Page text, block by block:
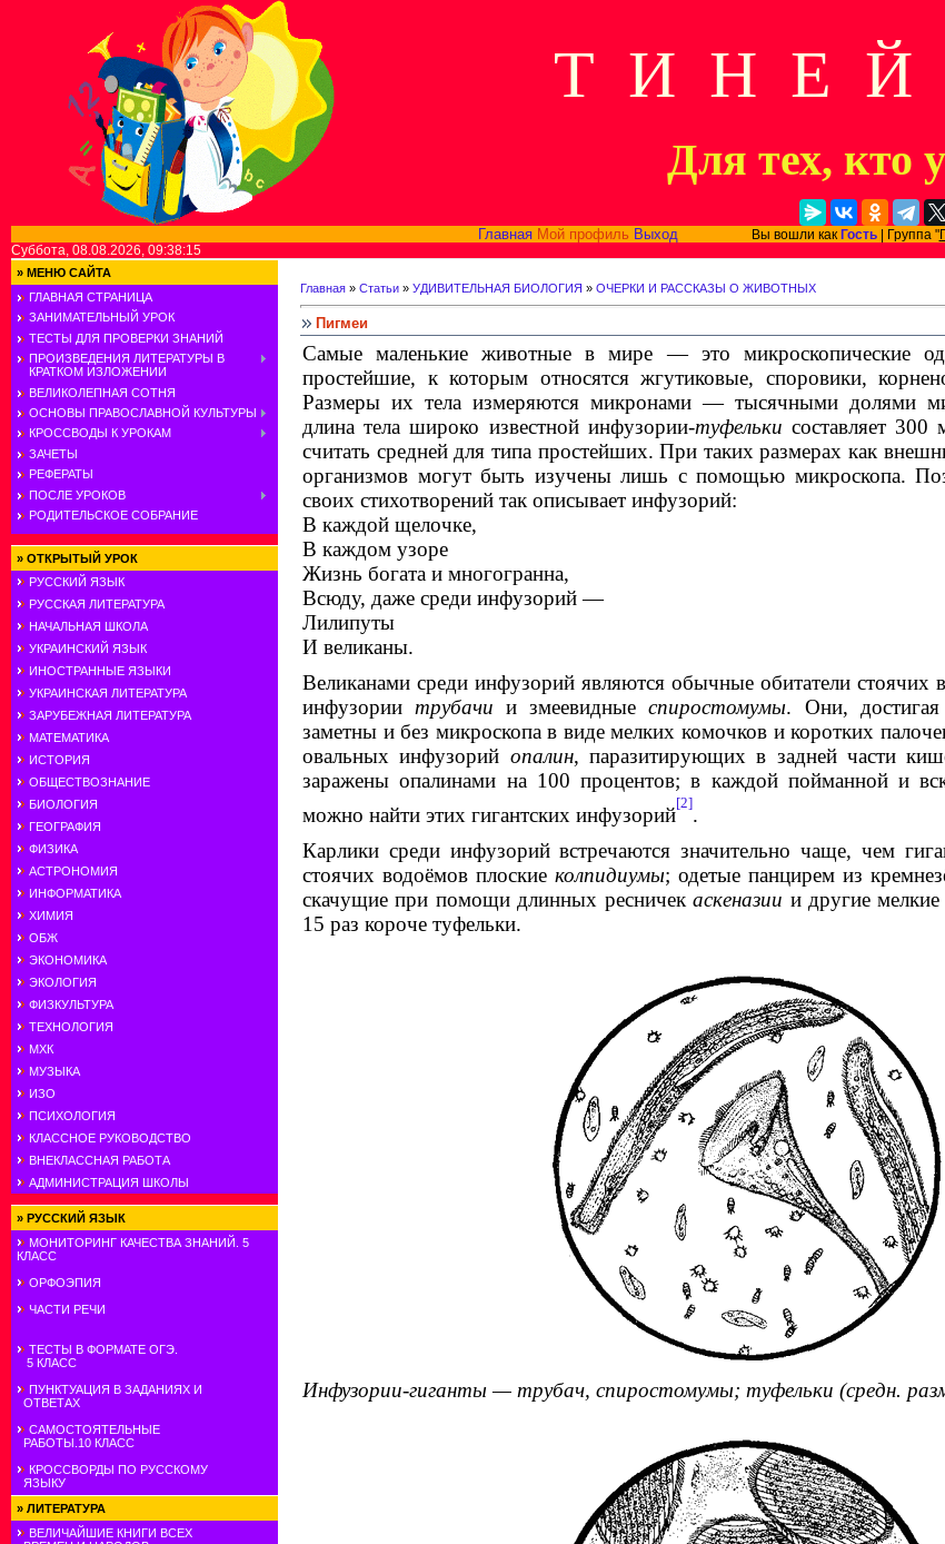
Т И Н Е
Для тех, кто
Главная Мой профиль ВыходВы вошли как Гость| Группа "
Суббота, 08.08.2026, 09:38:15
» МЕНЮ САЙТА
ГЛАВНАЯ СТРАНИЦА
ЗАНИМАТЕЛЬНЫЙ УРОК
ТЕСТЫ ДЛЯ ПРОВЕРКИ ЗНАНИЙ
ПРОИЗВЕДЕНИЯ ЛИТЕРАТУРЫ В
КРАТКОМ ИЗЛОЖЕНИИ
ВЕЛИКОЛЕПНАЯ СОТНЯ
ОСНОВЫ ПРАВОСЛАВНОЙ КУЛЬТУРЫ
КРОССВОДЫ К УРОКАМ
ЗАЧЕТЫ
РЕФЕРАТЫ
ПОСЛЕ УРОКОВ
РОДИТЕЛЬСКОЕ СОБРАНИЕ
» ОТКРЫТЫЙ УРОК
РУССКИЙ ЯЗЫК
РУССКАЯ ЛИТЕРАТУРА
НАЧАЛЬНАЯ ШКОЛА
УКРАИНСКИЙ ЯЗЫК
ИНОСТРАННЫЕ ЯЗЫКИ
УКРАИНСКАЯ ЛИТЕРАТУРА
ЗАРУБЕЖНАЯ ЛИТЕРАТУРА
МАТЕМАТИКА
ИСТОРИЯ
ОБЩЕСТВОЗНАНИЕ
БИОЛОГИЯ
ГЕОГРАФИЯ
ФИЗИКА
АСТРОНОМИЯ
ИНФОРМАТИКА
ХИМИЯ
ОБЖ
ЭКОНОМИКА
ЭКОЛОГИЯ
ФИЗКУЛЬТУРА
ТЕХНОЛОГИЯ
МХК
МУЗЫКА
ИЗО
ПСИХОЛОГИЯ
КЛАССНОЕ РУКОВОДСТВО
ВНЕКЛАССНАЯ РАБОТА
АДМИНИСТРАЦИЯ ШКОЛЫ
» РУССКИЙ ЯЗЫК
МОНИТОРИНГ КАЧЕСТВА ЗНАНИЙ. 5
КЛАСС
ОРФОЭПИЯ
ЧАСТИ РЕЧИ
ТЕСТЫ В ФОРМАТЕ ОГЭ.
5 КЛАСС
ПУНКТУАЦИЯ В ЗАДАНИЯХ И
ОТВЕТАХ
САМОСТОЯТЕЛЬНЫЕ
РАБОТЫ.10 КЛАСС
КРОССВОРДЫ ПО РУССКОМУ
ЯЗЫКУ
» ЛИТЕРАТУРА
ВЕЛИЧАЙШИЕ КНИГИ ВСЕХ
Главная » Статьи » УДИВИТЕЛЬНАЯ БИОЛОГИЯ » ОЧЕРКИ И РАССКАЗЫ О ЖИВОТНЫХ
Пигмеи
Самые маленькие животные в мире — это микроскопические
простейшие, к которым относятся жгутиковые, споровики,
Размеры их тела измеряются микронами — тысячными долями
длина тела широко известной инфузории-туфельки составляет
считать средней для типа простейших. При таких размерах как
организмов могут быть изучены лишь с помощью микроскопа.
своих стихотворений так описывает инфузорий:
В каждой щелочке,
В каждом узоре
Жизнь богата и многогранна,
Всюду, даже среди инфузорий —
Лилипуты
И великаны.
Великанами среди инфузорий являются обычные обитатели стоячих
инфузориитрубачи и змеевидныеспиростомумы. Они,
заметны и без микроскопа в виде мелких комочков и коротких
овальных инфузорий опалин, паразитирующих в задней части
заражены опалинами на 100 процентов; в каждой пойманной и
можно найти этих гигантских инфузорий
[2]
.
Карлики среди инфузорий встречаются значительно чаще, чем
стоячих водоёмов плоские колпидиумы; одетые панцирем из
скачущие при помощи длинных ресничекаскеназии и другие
15 раз короче туфельки.
Инфузории-гиганты — трубач, спиростомумы; туфельки (средн.